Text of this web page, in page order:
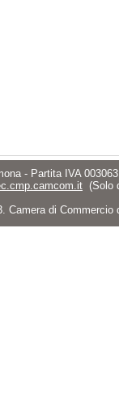
- Partita IVA
(Solo
Camera di